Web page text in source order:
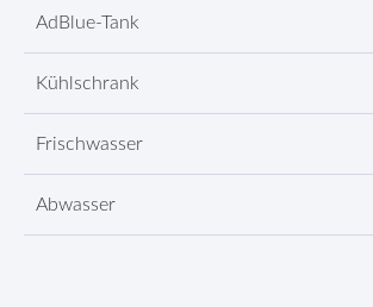
AdBlue-Tank
Kühlschrank
Frischwasser
Abwasser